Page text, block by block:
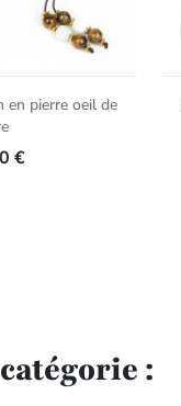
en pierre oeil de
€
: